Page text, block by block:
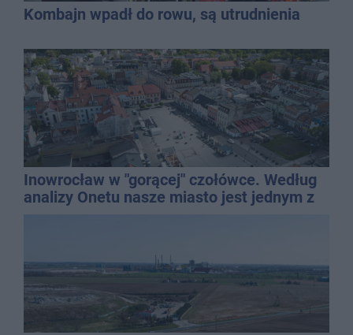
Kombajn wpadł do rowu, są utrudnienia
Inowrocław w "gorącej" czołówce. Według
analizy Onetu nasze miasto jest jednym z